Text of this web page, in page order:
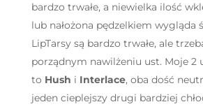
bardzo trwałe, a niewielka ilość
lub nałożona pędzelkiem wygląda
LipTarsy są bardzo trwałe, ale
porządnym nawilżeniu ust. Moje 2
to Hush i Interlace, oba dość
jeden cieplejszy drugi bardziej